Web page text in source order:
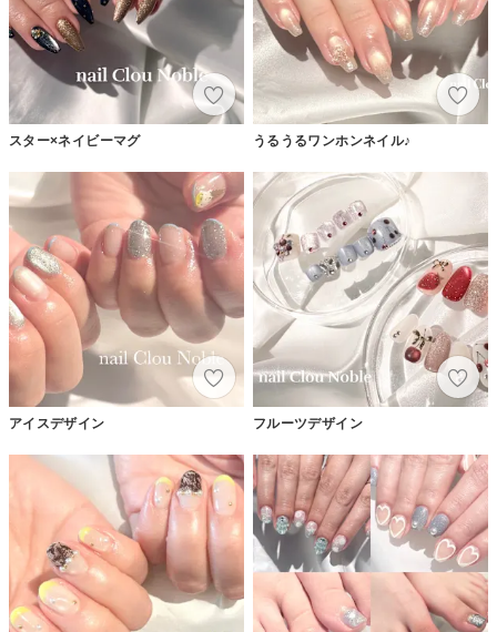
スター×ネイビーマグ うるうるワンホンネイル♪
アイスデザイン フルーツデザイン